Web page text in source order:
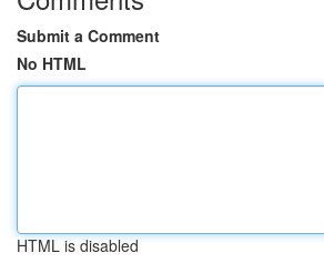
Submit a Comment
No HTML
HTML is disabled